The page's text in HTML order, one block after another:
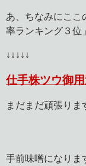
あ、ちなみにここ
率ランキング３位
↓↓↓↓↓
仕手株ツウ御
まだまだ頑張りま
手前味噌になりま